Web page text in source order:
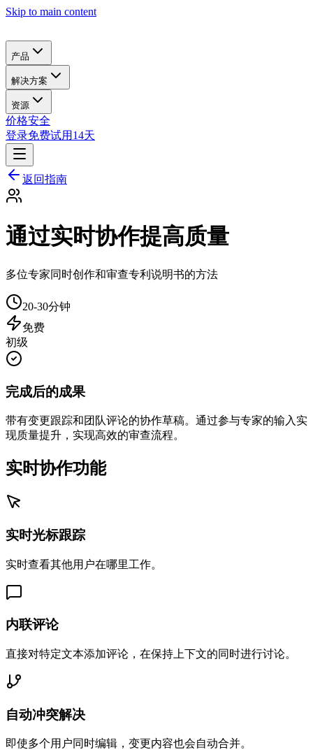
Skip to main content
产品
解决方案
资源
价格安全
登录免费试用14天
返回指南
通过实时协作提高质量
多位专家同时创作和审查专利说明书的方法
20-30分钟
免费
初级
完成后的成果
带有变更跟踪和团队评论的协作草稿。通过参与专家的输入实
现质量提升，实现高效的审查流程。
实时协作功能
实时光标跟踪
实时查看其他用户在哪里工作。
内联评论
直接对特定文本添加评论，在保持上下文的同时进行讨论。
自动冲突解决
即使多个用户同时编辑，变更内容也会自动合并。